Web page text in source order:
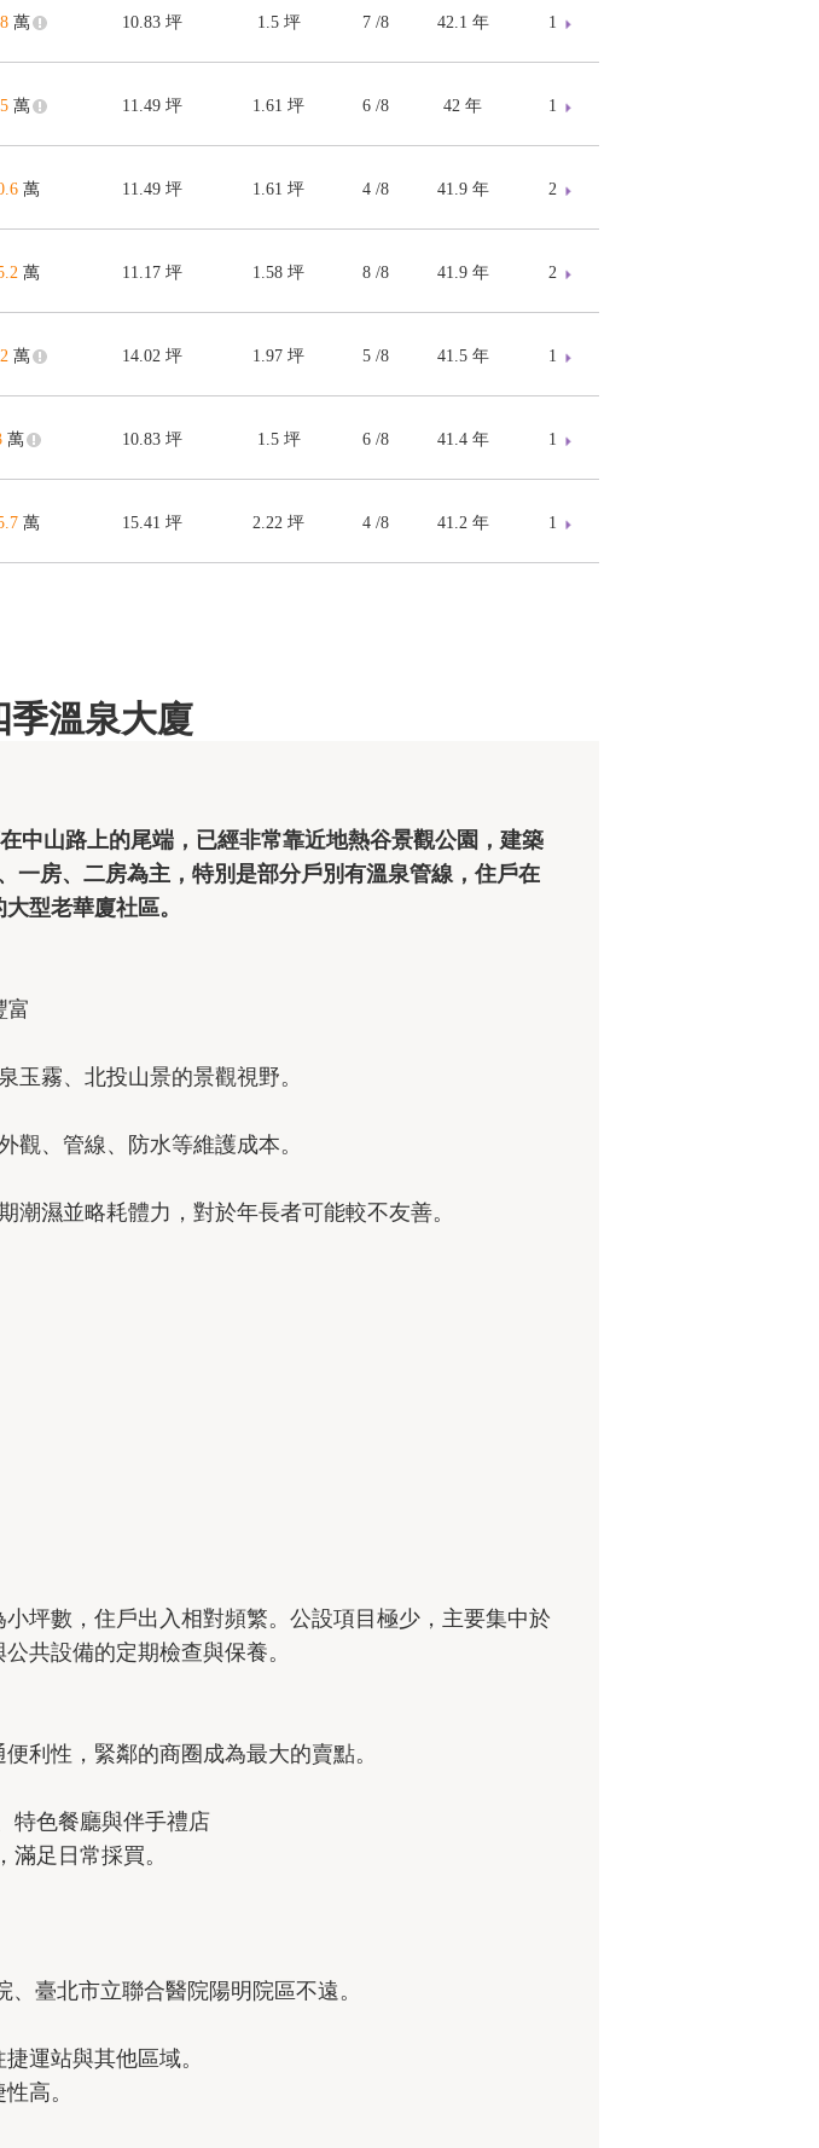
萬 10.83 坪 1.5 坪 7 /8 42.1 年 1
萬 11.49 坪 1.61 坪 6 /8 42 年 1
萬 11.49 坪 1.61 坪 4 /8 41.9 年 2
萬 11.17 坪 1.58 坪 8 /8 41.9 年 2
萬 14.02 坪 1.97 坪 5 /8 41.5 年 1
萬 10.83 坪 1.5 坪 6 /8 41.4 年 1
萬 15.41 坪 2.22 坪 4 /8 41.2 年 1
季溫泉大廈
一房、二房為主，特別是部分戶別有溫泉管線，住戶在
型老華廈社區。
富
玉霧、北投山景的景觀視野。
觀、管線、防水等維護成本。
濕並略耗體力，對於年長者可能較不友善。
坪數，住戶出入相對頻繁。公設項目極少，主要集中於
共設備的定期檢查與保養。
利性，緊鄰的商圈成為最大的賣點。
特色餐廳與伴手禮店
足日常採買。
臺北市立聯合醫院陽明院區不遠。
運站與其他區域。
高。